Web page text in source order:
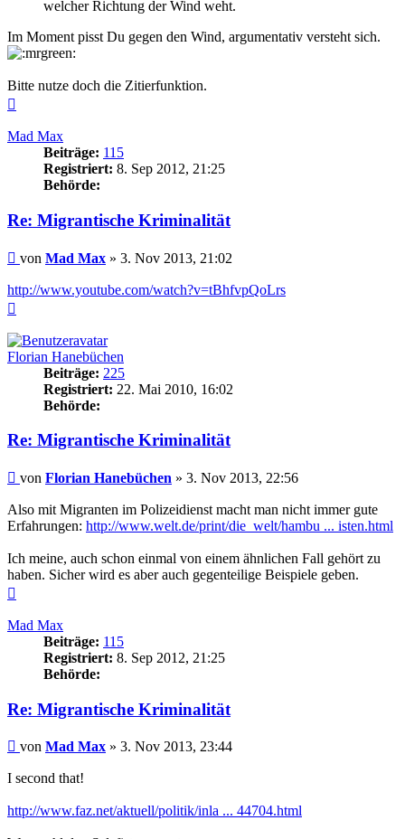
welcher Richtung der Wind weht.
Im Moment pisst Du gegen den Wind, argumentativ versteht sich.
Bitte nutze doch die Zitierfunktion.
Mad Max
Beiträge: 115
Registriert: 8. Sep 2012, 21:25
Behörde:
Re: Migrantische Kriminalität
Beitrag
von Mad Max » 3. Nov 2013, 21:02
http://www.youtube.com/watch?v=tBhfvpQoLrs
Florian Hanebüchen
Beiträge: 225
Registriert: 22. Mai 2010, 16:02
Behörde:
Re: Migrantische Kriminalität
Beitrag
von Florian Hanebüchen » 3. Nov 2013, 22:56
Also mit Migranten im Polizeidienst macht man nicht immer gute
Erfahrungen: http://www.welt.de/print/die_welt/hambu ... isten.html
Ich meine, auch schon einmal von einem ähnlichen Fall gehört zu
haben. Sicher wird es aber auch gegenteilige Beispiele geben.
Mad Max
Beiträge: 115
Registriert: 8. Sep 2012, 21:25
Behörde:
Re: Migrantische Kriminalität
Beitrag
von Mad Max » 3. Nov 2013, 23:44
I second that!
http://www.faz.net/aktuell/politik/inla ... 44704.html